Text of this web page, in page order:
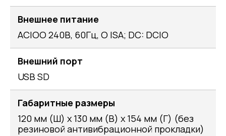
Внешнее питание
ACIOО 240В, 60Гц, O ISA; DC: DCIO
Внешний порт
USB SD
Габаритные размеры
120 мм (Ш) x 130 мм (В) x 154 мм (Г) (без
резиновой антивибрационной прокладки)